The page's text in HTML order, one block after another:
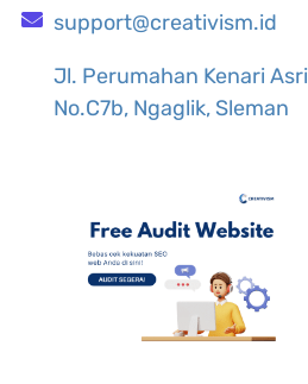
support@creativism.id
Jl. Perumahan Kenari Asri
No.C7b, Ngaglik, Sleman